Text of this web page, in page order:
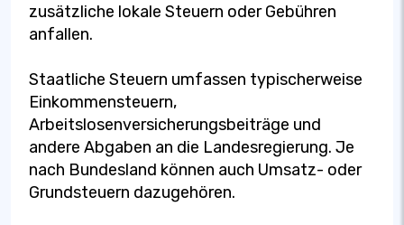
zusätzliche lokale Steuern oder Gebühren
anfallen.
Staatliche Steuern umfassen typischerweise
Einkommensteuern,
Arbeitslosenversicherungsbeiträge und
andere Abgaben an die Landesregierung. Je
nach Bundesland können auch Umsatz- oder
Grundsteuern dazugehören.